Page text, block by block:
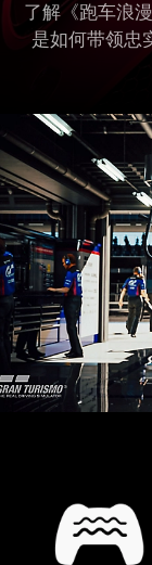
了解《跑车浪
是如何带领忠